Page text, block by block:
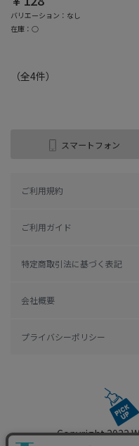
バリエーション：なし
在庫：○
（全4件）
スマートフォン
ご利用規約
ご利用ガイド
特定商取引法に基づく表記
会社概要
プライバシーポリシー
Copyright 2022